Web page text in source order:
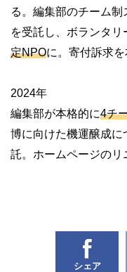
る。編集部のチーム制
を受託し、ボランタリ
定NPOに。寄付訴求を
2024年
編集部が本格的に4チ
博に向けた機運醸成に
託。ホームページのリ
シェア